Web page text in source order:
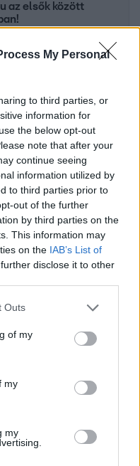
My Personal
to third parties, or
information for
the below opt-out
note that after your
continue seeing
information utilized by
to third parties prior to
out of the further
by third parties on the
This information may
on the IAB’s List of
disclose it to other
one or more Google
You may click to
its third-party tags to
in below Google
Outs
of my
my
my
az elsők között
friss hírekről a
ELŐZETES